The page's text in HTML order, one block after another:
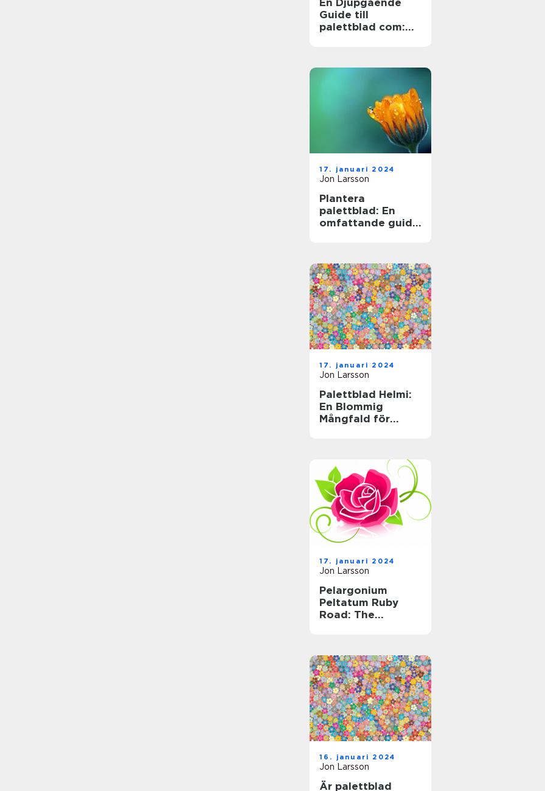
En Djupgående
Guide till
palettblad com:
17. januari 2024
Jon Larsson
Plantera
palettblad: En
omfattande guide
17. januari 2024
Jon Larsson
Palettblad Helmi:
En Blommig
Mångfald för
17. januari 2024
Jon Larsson
Pelargonium
Peltatum Ruby
Road: The
16. januari 2024
Jon Larsson
Är palettblad